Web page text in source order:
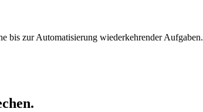
bis zur Automatisierung wiederkehrender Aufgaben.